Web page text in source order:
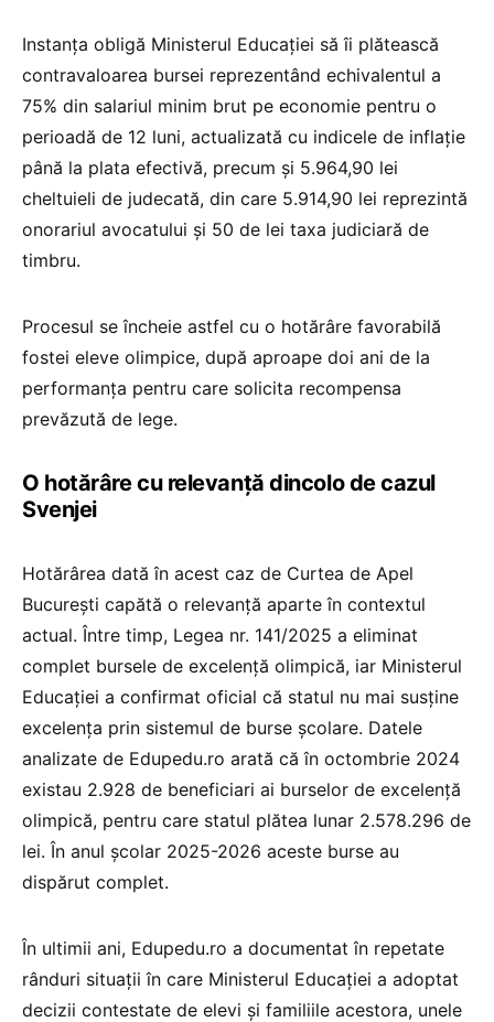
Instanța obligă Ministerul Educației să îi plătească
contravaloarea bursei reprezentând echivalentul a
75% din salariul minim brut pe economie pentru o
perioadă de 12 luni, actualizată cu indicele de inflație
până la plata efectivă, precum și 5.964,90 lei
cheltuieli de judecată, din care 5.914,90 lei reprezintă
onorariul avocatului și 50 de lei taxa judiciară de
timbru.
Procesul se încheie astfel cu o hotărâre favorabilă
fostei eleve olimpice, după aproape doi ani de la
performanța pentru care solicita recompensa
prevăzută de lege.
O hotărâre cu relevanță dincolo de cazul
Svenjei
Hotărârea dată în acest caz de Curtea de Apel
București capătă o relevanță aparte în contextul
actual. Între timp, Legea nr. 141/2025 a eliminat
complet bursele de excelență olimpică, iar Ministerul
Educației a confirmat oficial că statul nu mai susține
excelența prin sistemul de burse școlare. Datele
analizate de Edupedu.ro arată că în octombrie 2024
existau 2.928 de beneficiari ai burselor de excelență
olimpică, pentru care statul plătea lunar 2.578.296 de
lei. În anul școlar 2025-2026 aceste burse au
dispărut complet.
În ultimii ani, Edupedu.ro a documentat în repetate
rânduri situații în care Ministerul Educației a adoptat
decizii contestate de elevi și familiile acestora, unele